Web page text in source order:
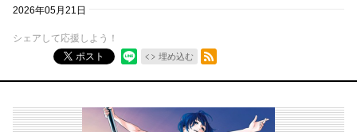
2026年05月21日
シェアして応援しよう！
ポスト
埋め込む
RSSフィード